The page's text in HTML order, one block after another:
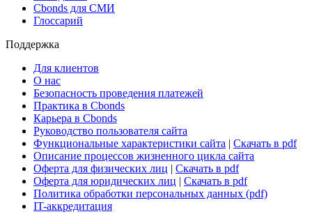
Новости рынка
Research Hub
Сбондс-ТВ
Глоссарий
Поддержка
Для клиентов
О нас
Безопасность проведения платежей
Практика в Cbonds
Карьера в Cbonds
Руководство пользователя сайта
Функциональные характеристики сайта|Скачать в pdf
Описание процессов жизненного цикла сайта